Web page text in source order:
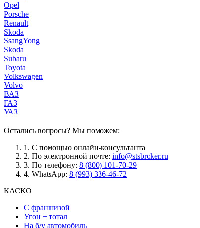
Opel
Porsche
Renault
Skoda
SsangYong
Skoda
Subaru
Toyota
Volkswagen
Volvo
ВАЗ
ГАЗ
УАЗ
Остались вопросы? Мы поможем:
1. С помощью онлайн-консультанта
2. По электронной почте: info@stsbroker.ru
3. По телефону: 8 (800) 101-70-29
4. WhatsApp: 8 (993) 336-46-72
КАСКО
С франшизой
Угон + тотал
На б/у автомобиль